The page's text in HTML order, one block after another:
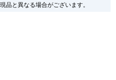
品と異なる場合がございます。
外装および内部機械に代替部品を使用